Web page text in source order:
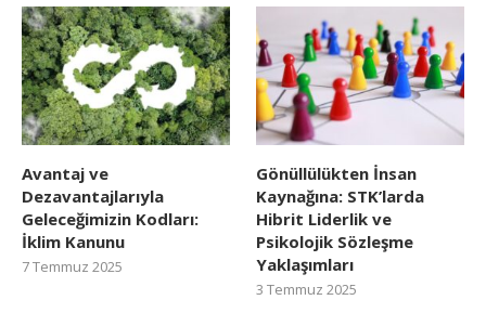
Avantaj ve
Dezavantajlarıyla
Geleceğimizin Kodları:
İklim Kanunu
7 Temmuz 2025
Gönüllülükten İnsan
Kaynağına: STK’larda
Hibrit Liderlik ve
Psikolojik Sözleşme
Yaklaşımları
3 Temmuz 2025